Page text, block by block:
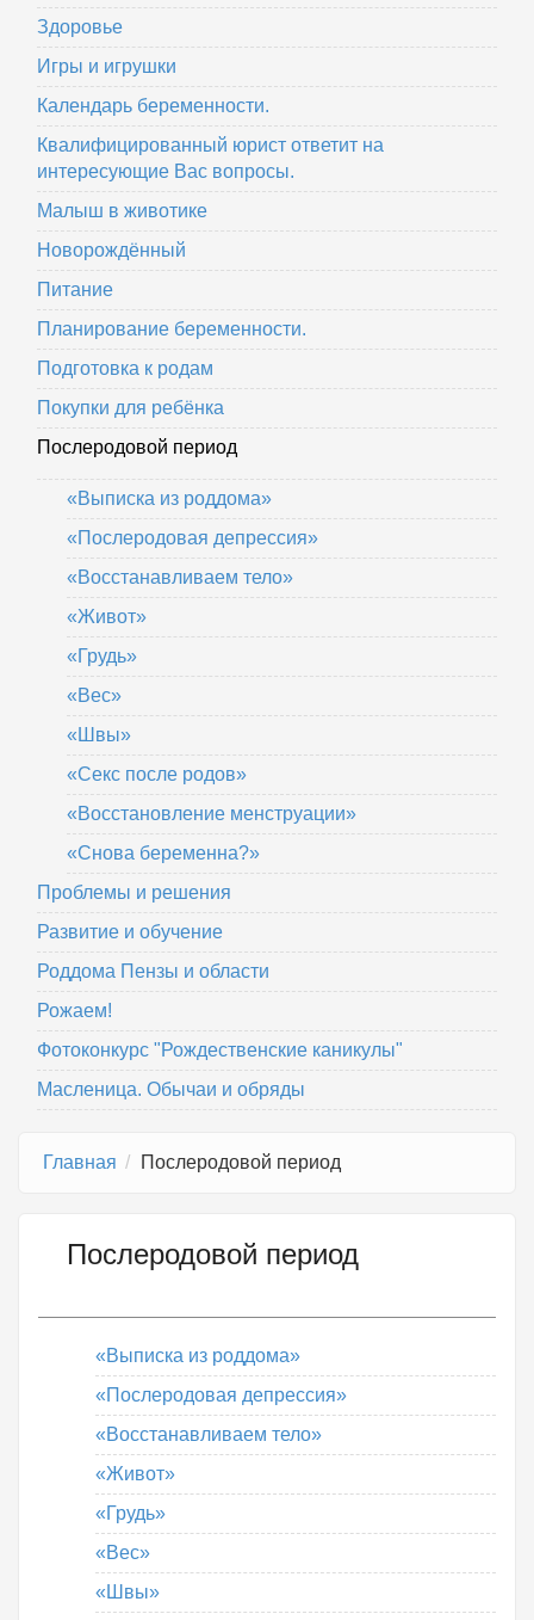
Здоровье
Игры и игрушки
Календарь беременности.
Квалифицированный юрист ответит на
интересующие Вас вопросы.
Малыш в животике
Новорождённый
Питание
Планирование беременности.
Подготовка к родам
Покупки для ребёнка
Послеродовой период
«Выписка из роддома»
«Послеродовая депрессия»
«Восстанавливаем тело»
«Живот»
«Грудь»
«Вес»
«Швы»
«Секс после родов»
«Восстановление менструации»
«Снова беременна?»
Проблемы и решения
Развитие и обучение
Роддома Пензы и области
Рожаем!
Фотоконкурс "Рождественские каникулы"
Масленица. Обычаи и обряды
Главная Послеродовой период
Послеродовой период
«Выписка из роддома»
«Послеродовая депрессия»
«Восстанавливаем тело»
«Живот»
«Грудь»
«Вес»
«Швы»